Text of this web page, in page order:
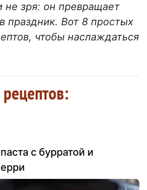
не зря: он превращает
праздник. Вот 8 простых
чтобы наслаждаться
с бурратой и